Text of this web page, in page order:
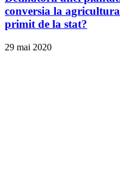
conversia la
primit de la stat?
29 mai 2020